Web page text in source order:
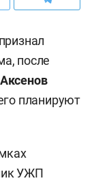
после
планируют
УЖП